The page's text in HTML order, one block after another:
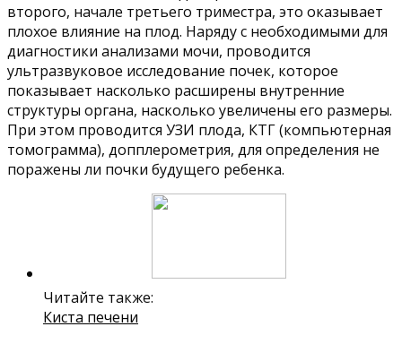
второго, начале третьего триместра, это оказывает
плохое влияние на плод. Наряду с необходимыми для
диагностики анализами мочи, проводится
ультразвуковое исследование почек, которое
показывает насколько расширены внутренние
структуры органа, насколько увеличены его размеры.
При этом проводится УЗИ плода, КТГ (компьютерная
томограмма), допплерометрия, для определения не
поражены ли почки будущего ребенка.
Читайте также:
Киста печени